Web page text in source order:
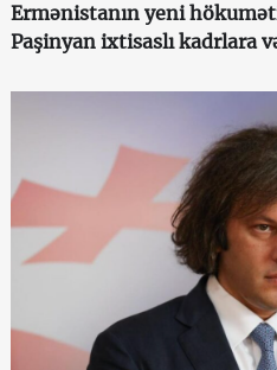
Ermənistanın yeni
Paşinyan ixtisaslı kadrlara